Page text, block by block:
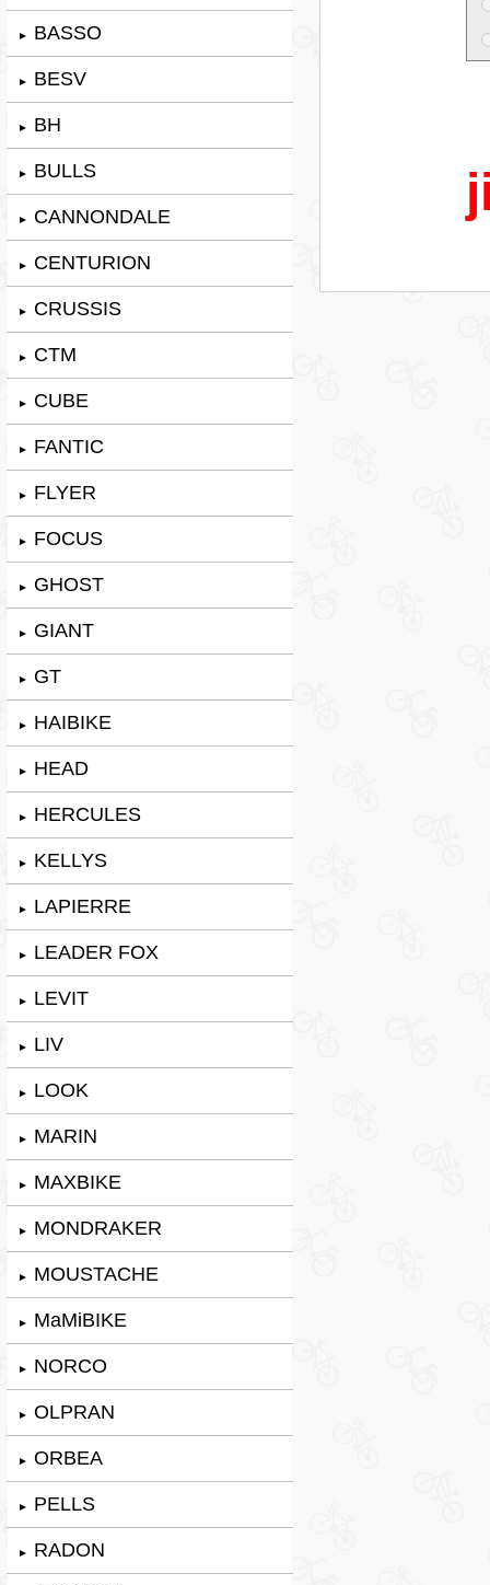
► BASSO
► BESV
► BH
► BULLS
► CANNONDALE
► CENTURION
► CRUSSIS
► CTM
► CUBE
► FANTIC
► FLYER
► FOCUS
► GHOST
► GIANT
► GT
► HAIBIKE
► HEAD
► HERCULES
► KELLYS
► LAPIERRE
► LEADER FOX
► LEVIT
► LIV
► LOOK
► MARIN
► MAXBIKE
► MONDRAKER
► MOUSTACHE
► MaMiBIKE
► NORCO
► OLPRAN
► ORBEA
► PELLS
► RADON